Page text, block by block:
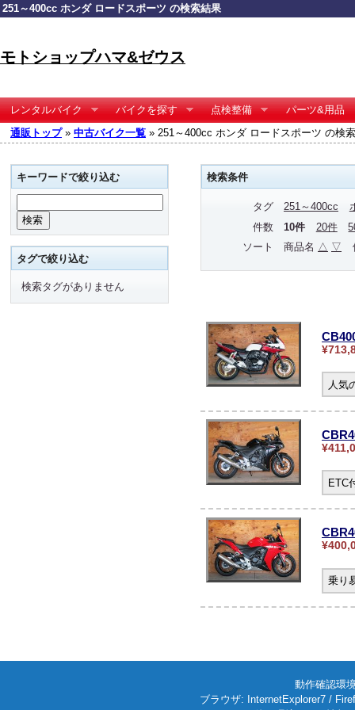
251～400cc ホンダ ロードスポーツ の検索結果
モトショップハマ&ゼウス
レンタルバイク バイクを探す 点検整備
パーツ&用品
通販トップ» 中古バイク一覧 » 251～400cc ホンダ ロードスポーツ の検
検索条件
タグ 251～400cc
件数
10件 20件
ソート
商品名 △ ▽
人気
ETC
乗り
キーワードで絞り込む
タグで絞り込む
検索タグがありません
動作確認環
ブラウザ: InternetExplorer7 /